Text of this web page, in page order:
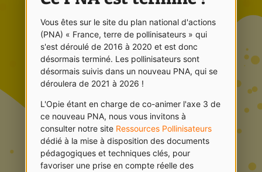
Vous êtes sur le site du plan national d'actions
(PNA) « France, terre de pollinisateurs » qui
s'est déroulé de 2016 à 2020 et est donc
désormais terminé. Les pollinisateurs sont
désormais suivis dans un nouveau PNA, qui se
déroulera de 2021 à 2026 !
L'Opie étant en charge de co-animer l'axe 3 de
ce nouveau PNA, nous vous invitons à
consulter notre site Ressources Pollinisateurs
dédié à la mise à disposition des documents
pédagogiques et techniques clés, pour
favoriser une prise en compte réelle des